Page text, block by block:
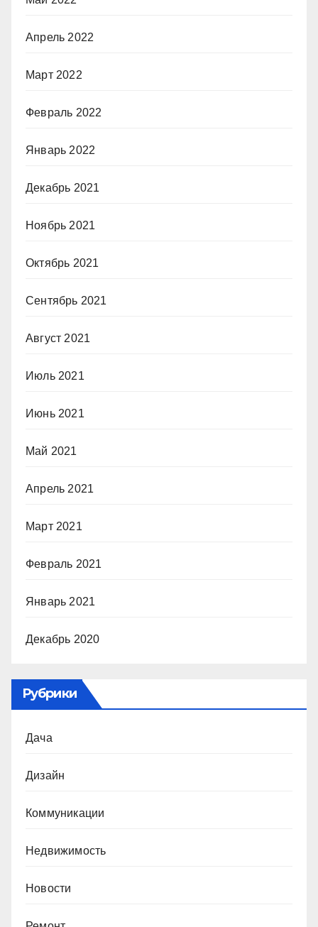
Апрель 2022
Март 2022
Февраль 2022
Январь 2022
Декабрь 2021
Ноябрь 2021
Октябрь 2021
Сентябрь 2021
Август 2021
Июль 2021
Июнь 2021
Май 2021
Апрель 2021
Март 2021
Февраль 2021
Январь 2021
Декабрь 2020
Рубрики
Дача
Дизайн
Коммуникации
Недвижимость
Новости